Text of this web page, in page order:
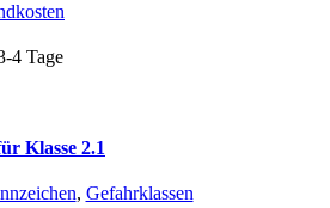
4 Tage
Klasse 2.1
, Gefahrklassen